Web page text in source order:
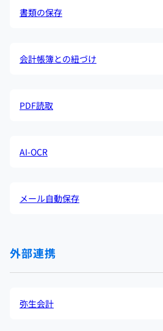
書類の保存
会計帳簿との紐づけ
PDF読取
AI-OCR
メール自動保存
外部連携
弥生会計